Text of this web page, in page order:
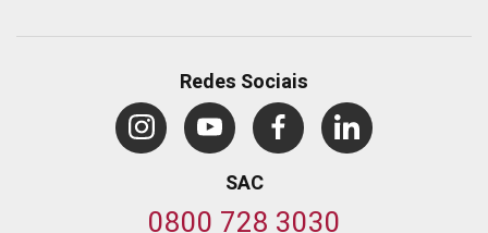
Redes Sociais
SAC
0800 728 3030